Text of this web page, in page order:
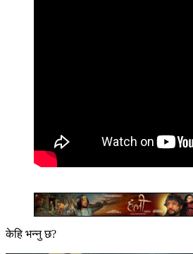
केहि भन्नु छ?